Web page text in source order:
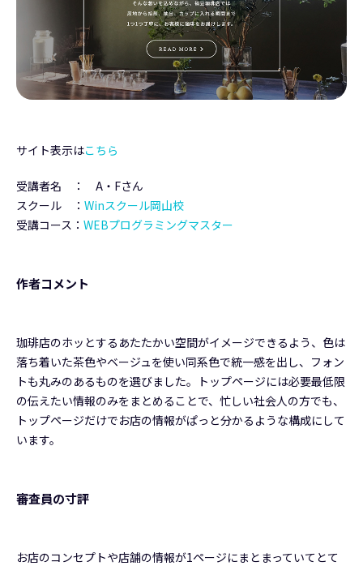
サイト表示はこちら
受講者名 ： A・Fさん
スクール ： Winスクール岡山校
受講コース： WEBプログラミングマスター
作者コメント
珈琲店のホッとするあたたかい空間がイメージできるよう、色は
落ち着いた茶色やベージュを使い同系色で統一感を出し、フォン
トも丸みのあるものを選びました。トップページには必要最低限
の伝えたい情報のみをまとめることで、忙しい社会人の方でも、
トップページだけでお店の情報がぱっと分かるような構成にして
います。
審査員の寸評
お店のコンセプトや店舗の情報が1ページにまとまっていてとて